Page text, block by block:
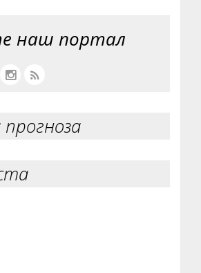
наш портал